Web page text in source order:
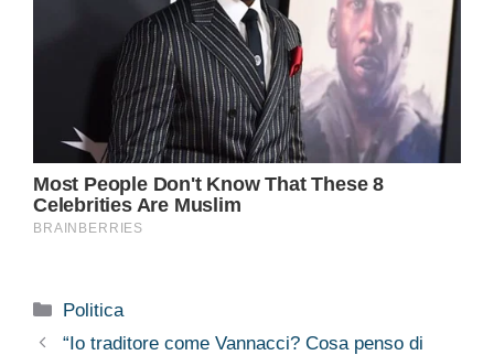
Categorie
Politica
“Io traditore come Vannacci? Cosa penso di